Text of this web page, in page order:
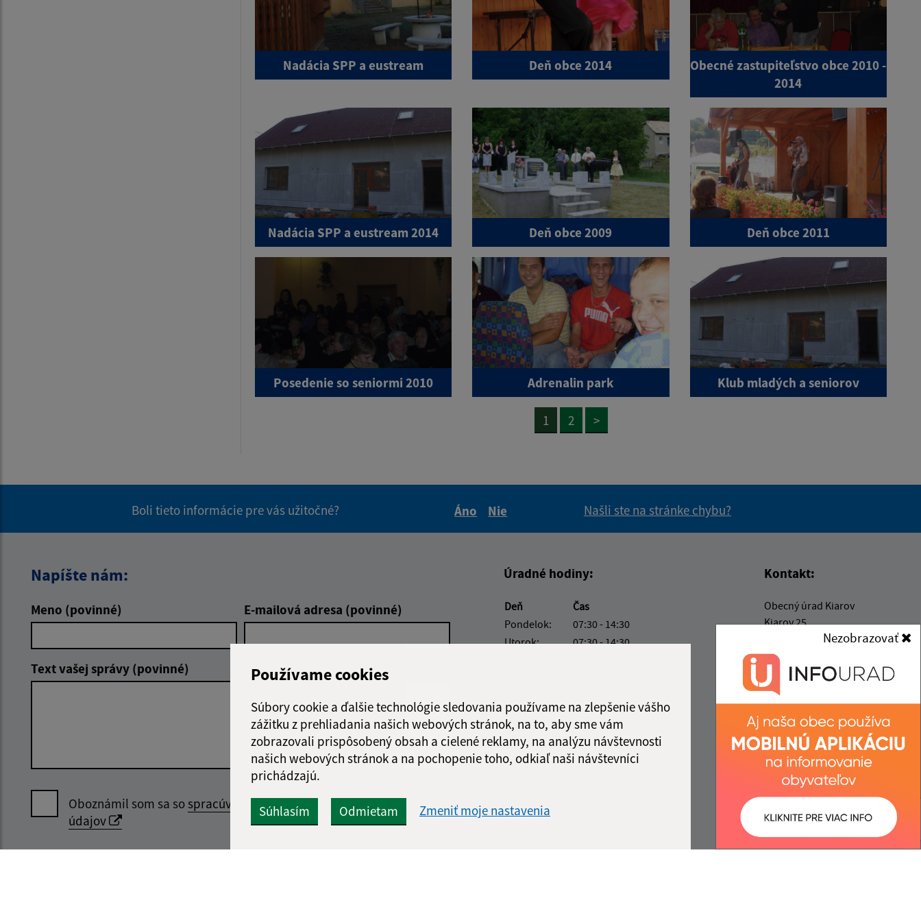
Používame cookies
Súbory cookie a ďalšie technológie sledovania používame na zlepšenie vášho
zážitku z prehliadania našich webových stránok, na to, aby sme vám
zobrazovali prispôsobený obsah a cielené reklamy, na analýzu návštevnosti
našich webových stránok a na pochopenie toho, odkiaľ naši návštevníci
prichádzajú.
Súhlasím Odmietam Zmeniť moje nastavenia
Nezobrazovať
Nadácia SPP a eustream Deň obce 2014
Obecné zastupiteľstvo obce 2010 -
2014
Nadácia SPP a eustream 2014 Deň obce 2009 Deň obce 2011
Posedenie so seniormi 2010 Adrenalin park Klub mladých a seniorov
1 2 >
Boli tieto informácie pre vás užitočné?
Áno
Nie
Našli ste na stránke chybu?
Napíšte nám:
Meno (povinné) E-mailová adresa (povinné)
Text vašej správy (povinné)
Oboznámil som sa sospracúvaním osobných
údajov
Google reCaptcha Response
Odoslať
správu
Úradné hodiny:
Deň
Čas
Pondelok:
07:30 - 14:30
Utorok:
07:30 - 14:30
Kontakt:
Obecný úrad Kiarov
Kiarov 25
991 06 Želovce
podatelna@kiarov.sk
+421 47 48 811 80